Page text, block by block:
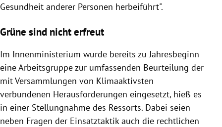
Gesundheit anderer Personen herbeiführt".
Grüne sind nicht erfreut
Im Innenministerium wurde bereits zu Jahresbeginn
eine Arbeitsgruppe zur umfassenden Beurteilung der
mit Versammlungen von Klimaaktivsten
verbundenen Herausforderungen eingesetzt, hieß es
in einer Stellungnahme des Ressorts. Dabei seien
neben Fragen der Einsatztaktik auch die rechtlichen